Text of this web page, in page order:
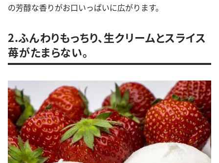
の芳醇な香りがお口いっぱいに広がります。
2.ふんわりもっちり、生クリームとスライス
苺がたまらない。